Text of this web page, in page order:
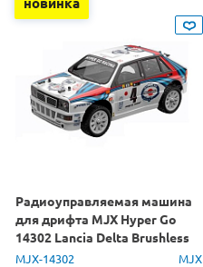
Радиоуправляемая машина
для дрифта MJX Hyper Go
14302 Lancia Delta Brushless
4WD 2.4G LED 1/14 RTR
MJX-14302 MJX